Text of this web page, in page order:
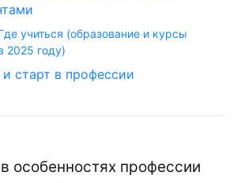
учиться (образование и курсы
2025 году)
старт в профессии
особенностях профессии